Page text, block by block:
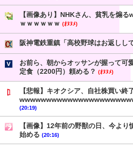
【画像あり】NHKさん、貧乳を煽る
ｗｗｗｗｗｗ (ｵﾇﾇﾒ)
阪神電鉄重鎮「高校野球はお返しし
お前ら、朝からオッサンが握って可
定食（2200円）頼める？ (ｵﾇﾇﾒ)
【悲報】キオクシア、自社株買い終
(20:19)
【画像】12年前の野獣の日、今よ
始める (20:16)